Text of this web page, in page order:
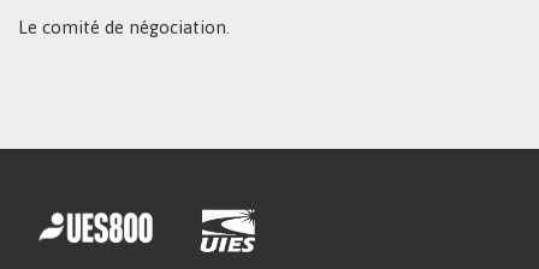
Le comité de négociation.